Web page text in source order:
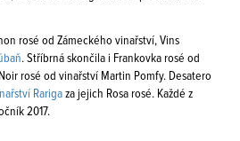
rosé od Zámeckého vinařství, Vins
. Stříbrná skončila i Frankovka rosé od
rosé od vinařství Martin Pomfy. Desatero
Rariga za jejich Rosa rosé. Každé z
2017.